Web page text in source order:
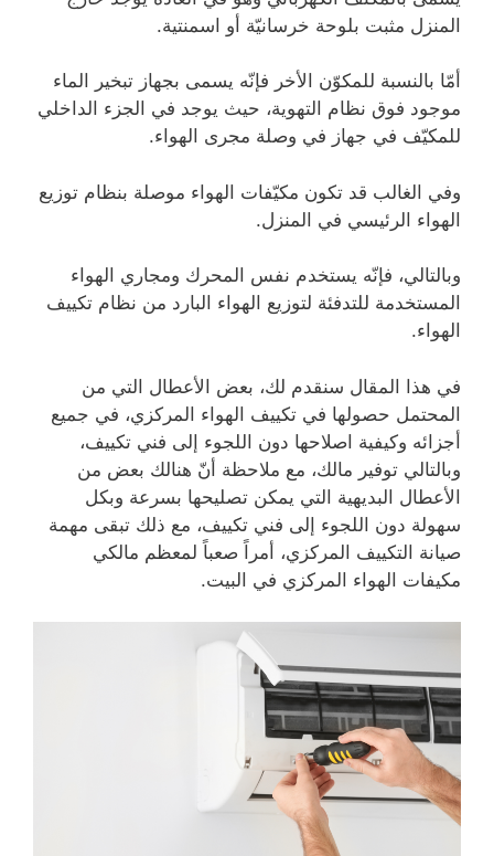
المنزل مثبت بلوحة خرسانيّة أو اسمنتية.
أمّا بالنسبة للمكوّن الأخر فإنّه يسمى بجهاز تبخير الماء
موجود فوق نظام التهوية، حيث يوجد في الجزء الداخلي
للمكيّف في جهاز في وصلة مجرى الهواء.
وفي الغالب قد تكون مكيّفات الهواء موصلة بنظام توزيع
الهواء الرئيسي في المنزل.
وبالتالي، فإنّه يستخدم نفس المحرك ومجاري الهواء
المستخدمة للتدفئة لتوزيع الهواء البارد من نظام تكييف
الهواء.
في هذا المقال سنقدم لك، بعض الأعطال التي من
المحتمل حصولها في تكييف الهواء المركزي، في جميع
أجزائه وكيفية اصلاحها دون اللجوء إلى فني تكييف،
وبالتالي توفير مالك، مع ملاحظة أنّ هنالك بعض من
الأعطال البديهية التي يمكن تصليحها بسرعة وبكل
سهولة دون اللجوء إلى فني تكييف، مع ذلك تبقى مهمة
صيانة التكييف المركزي، أمراً صعباً لمعظم مالكي
مكيفات الهواء المركزي في البيت.